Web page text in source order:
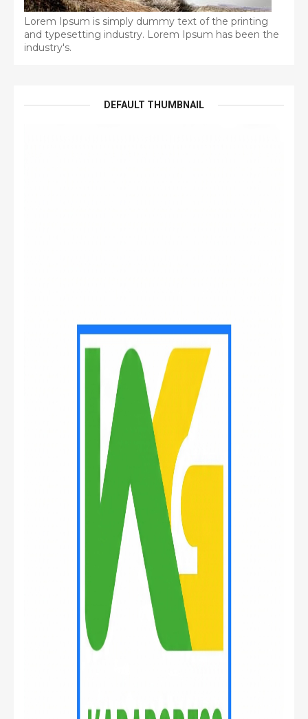
Lorem Ipsum is simply dummy text of the printing
and typesetting industry. Lorem Ipsum has been the
industry's.
DEFAULT THUMBNAIL